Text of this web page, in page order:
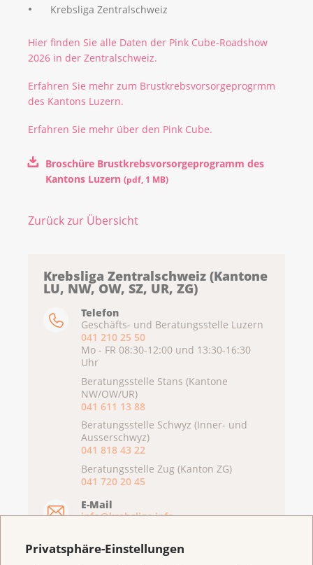
Privatsphäre-Einstellungen
Krebsliga Zentralschweiz
Hier finden Sie alle Daten der Pink Cube-Roadshow
2026 in der Zentralschweiz.
Erfahren Sie mehr zum Brustkrebsvorsorgeprogrmm
des Kantons Luzern.
Erfahren Sie mehr über den Pink Cube.
Broschüre Brustkrebsvorsorgeprogramm des
Kantons Luzern (pdf, 1 MB)
Zurück zur Übersicht
Krebsliga Zentralschweiz (Kantone
LU, NW, OW, SZ, UR, ZG)
Telefon
Geschäfts- und Beratungsstelle Luzern
041 210 25 50
Mo - FR 08:30-12:00 und 13:30-16:30
Uhr
Beratungsstelle Stans (Kantone
NW/OW/UR)
041 611 13 88
Beratungsstelle Schwyz (Inner- und
Ausserschwyz)
041 818 43 22
Beratungsstelle Zug (Kanton ZG)
041 720 20 45
E-Mail
info@krebsliga.info